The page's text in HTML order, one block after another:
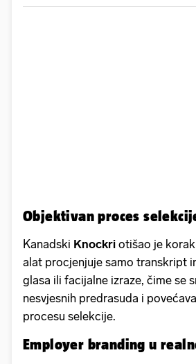
Objektivan proces
Kanadski Knockri otišao je
alat procjenjuje samo transkript
glasa ili facijalne izraze, čime se
nesvjesnih predrasuda i
procesu selekcije.
Employer branding u